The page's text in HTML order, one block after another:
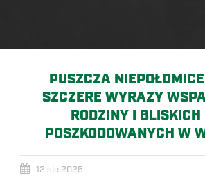
PUSZCZA
SZCZERE WYRAZY
RODZINY I BLISKICH
POSZKODOWANYCH W
12 sie 2025